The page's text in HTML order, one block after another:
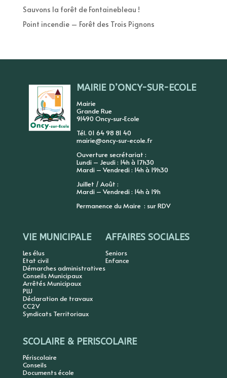
Sauvons la forêt de Fontainebleau !
Point incendie – Forêt des Trois Pignons
MAIRIE D’ONCY-SUR-ECOLE
Mairie
Grande Rue
91490 Oncy-sur-Ecole
Tél. 01 64 98 81 40
mairie@oncy-sur-ecole.fr
Ouverture secrétariat :
Lundi – Jeudi : 14h à 17h30
Mardi – Vendredi : 14h à 19h30
Juillet / Août :
Mardi – Vendredi : 14h à 19h
Permanence du Maire : sur RDV
VIE MUNICIPALE
Les élus
Etat civil
Démarches administratives
Conseils Municipaux
Arrêtés Municipaux
PLU
Déclaration de travaux
CC2V
Syndicats Territoriaux
AFFAIRES SOCIALES
Seniors
Enfance
SCOLAIRE & PERISCOLAIRE
Périscolaire
Conseils
Documents école